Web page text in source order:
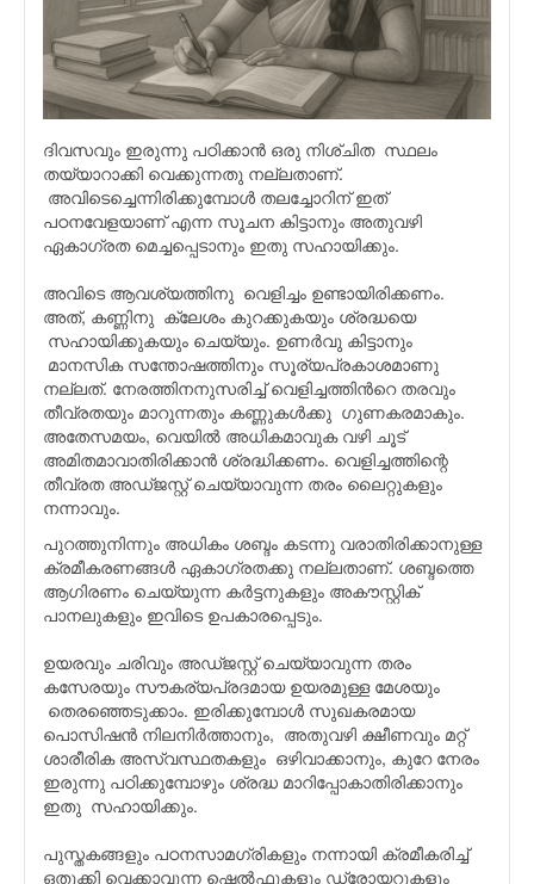
ദിവസവും ഇരുന്നു പഠിക്കാൻ ഒരു നിശ്‌ചിത സ്ഥലം
തയ്യാറാക്കി വെക്കുന്നതു നല്ലതാണ്.
അവിടെച്ചെന്നിരിക്കുമ്പോൾ തലച്ചോറിന് ഇത്
പഠനവേളയാണ് എന്ന സൂചന കിട്ടാനും അതുവഴി
ഏകാഗ്രത മെച്ചപ്പെടാനും ഇതു സഹായിക്കും.
അവിടെ ആവശ്യത്തിനു വെളിച്ചം ഉണ്ടായിരിക്കണം.
അത്, കണ്ണിനു ക്ലേശം കുറക്കുകയും ശ്രദ്ധയെ
സഹായിക്കുകയും ചെയ്യും. ഉണർവു കിട്ടാനും
മാനസിക സന്തോഷത്തിനും സൂര്യപ്രകാശമാണു
നല്ലത്. നേരത്തിനനുസരിച്ച് വെളിച്ചത്തിൻറെ തരവും
തീവ്രതയും മാറുന്നതും കണ്ണുകൾക്കു ഗുണകരമാകും.
അതേസമയം, വെയിൽ അധികമാവുക വഴി ചൂട്
അമിതമാവാതിരിക്കാൻ ശ്രദ്ധിക്കണം. വെളിച്ചത്തിന്റെ
തീവ്രത അഡ്ജസ്റ്റ് ചെയ്യാവുന്ന തരം ലൈറ്റുകളും
നന്നാവും.
പുറത്തുനിന്നും അധികം ശബ്ദം കടന്നു വരാതിരിക്കാനുള്ള
ക്രമീകരണങ്ങൾ ഏകാഗ്രതക്കു നല്ലതാണ്. ശബ്ദത്തെ
ആഗിരണം ചെയ്യുന്ന കർട്ടനുകളും അകൗസ്റ്റിക്
പാനലുകളും ഇവിടെ ഉപകാരപ്പെടും.
ഉയരവും ചരിവും അഡ്ജസ്റ്റ് ചെയ്യാവുന്ന തരം
കസേരയും സൗകര്യപ്രദമായ ഉയരമുള്ള മേശയും
തെരഞ്ഞെടുക്കാം. ഇരിക്കുമ്പോൾ സുഖകരമായ
പൊസിഷൻ നിലനിർത്താനും, അതുവഴി ക്ഷീണവും മറ്റ്
ശാരീരിക അസ്വസ്ഥതകളും ഒഴിവാക്കാനും, കുറേ നേരം
ഇരുന്നു പഠിക്കുമ്പോഴും ശ്രദ്ധ മാറിപ്പോകാതിരിക്കാനും
ഇതു സഹായിക്കും.
പുസ്തകങ്ങളും പഠനസാമഗ്രികളും നന്നായി ക്രമീകരിച്ച്
ഒതുക്കി വെക്കാവുന്ന ഷെൽഫുകളും ഡ്രോയറുകളും